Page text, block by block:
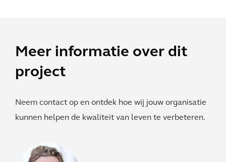
Meer informatie over dit
project
Neem contact op en ontdek hoe wij jouw organisatie
kunnen helpen de kwaliteit van leven te verbeteren.